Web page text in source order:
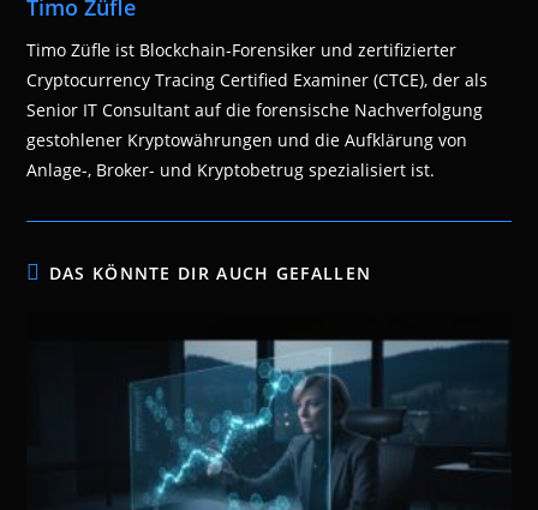
Timo Züfle
Timo Züfle ist Blockchain-Forensiker und zertifizierter
Cryptocurrency Tracing Certified Examiner (CTCE), der als
Senior IT Consultant auf die forensische Nachverfolgung
gestohlener Kryptowährungen und die Aufklärung von
Anlage-, Broker- und Kryptobetrug spezialisiert ist.
DAS KÖNNTE DIR AUCH GEFALLEN